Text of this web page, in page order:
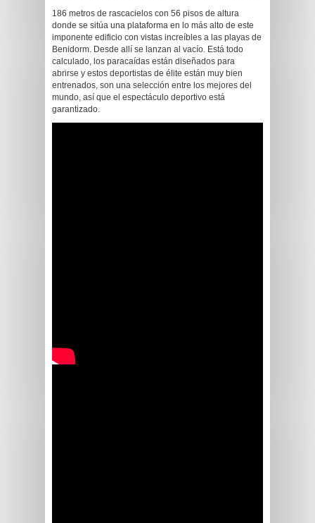
186 metros de rascacielos con 56 pisos de altura
donde se sitúa una plataforma en lo más alto de este
imponente edificio con vistas increíbles a las playas de
Benidorm. Desde allí se lanzan al vacío. Está todo
calculado, los paracaídas están diseñados para
abrirse y estos deportistas de élite están muy bien
entrenados, son una selección entre los mejores del
mundo, así que el espectáculo deportivo está
garantizado.